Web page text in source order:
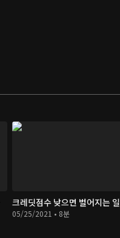
크레딧점수 낮으면 벌어지는 일
05/25/2021 • 8분